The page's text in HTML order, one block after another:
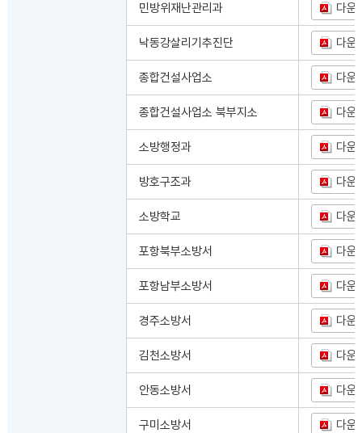
민방위재난관리과 다운
낙동강살리기추진단 다운
종합건설사업소 다운
종합건설사업소 북부지소 다운
소방행정과 다운
방호구조과 다운
소방학교 다운
포항북부소방서 다운
포항남부소방서 다운
경주소방서 다운
김천소방서 다운
안동소방서 다운
구미소방서 다운